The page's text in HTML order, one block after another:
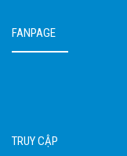
FANPAGE
TRUY CẬP